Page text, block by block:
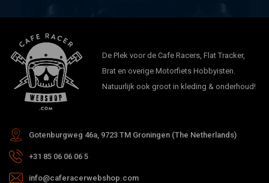
De Plek voor de Cafe Racers, Flat Tracker,
Brat en overige Motorfiets Hobbyisten.
Natuurlijk ook groot in kleding & onderhoud!
Gotenburgweg 46a, 9723 TM Groningen (The Netherlands)
+31 85 06 06 06 5
info@caferacerwebshop.com